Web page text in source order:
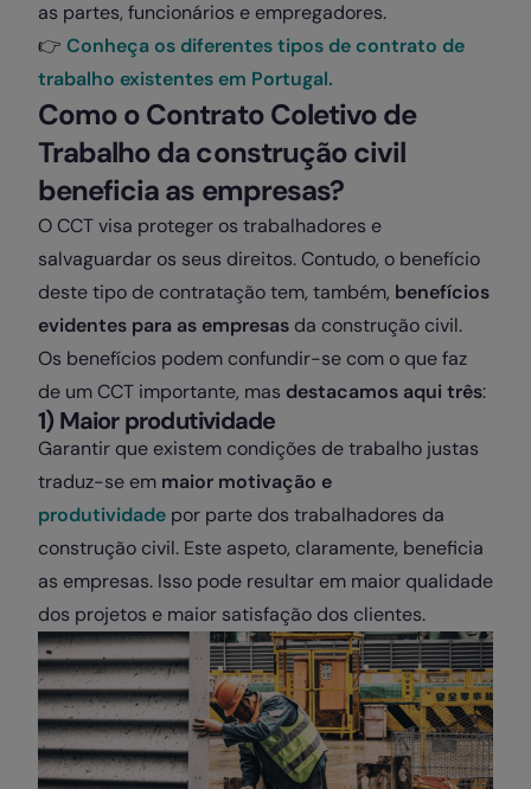
as partes, funcionários e empregadores.
👉 Conheça os diferentes tipos de contrato de
trabalho existentes em Portugal.
Como o Contrato Coletivo de
Trabalho da construção civil
beneficia as empresas?
O CCT visa proteger os trabalhadores e
salvaguardar os seus direitos. Contudo, o benefício
deste tipo de contratação tem, também, benefícios
evidentes para as empresas da construção civil.
Os benefícios podem confundir-se com o que faz
de um CCT importante, mas destacamos aqui três:
1) Maior produtividade
Garantir que existem condições de trabalho justas
traduz-se em maior motivação e
produtividade por parte dos trabalhadores da
construção civil. Este aspeto, claramente, beneficia
as empresas. Isso pode resultar em maior qualidade
dos projetos e maior satisfação dos clientes.